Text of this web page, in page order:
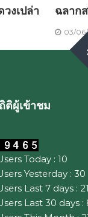
งเปล่า ฉลาก
03/06/
สถิติผู้เข้าชม
Today : 10
Yesterday : 30
Last 7 days :
Last 30 days :